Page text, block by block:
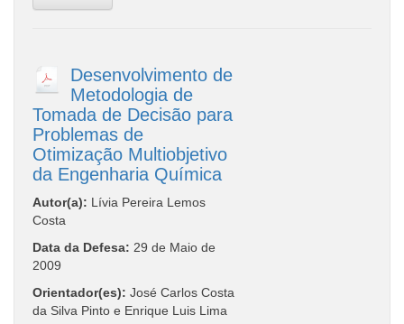
Desenvolvimento de
Metodologia de
Tomada de Decisão para
Problemas de
Otimização Multiobjetivo
da Engenharia Química
Autor(a): Lívia Pereira Lemos
Costa
Data da Defesa: 29 de Maio de
2009
Orientador(es): José Carlos Costa
da Silva Pinto e Enrique Luis Lima